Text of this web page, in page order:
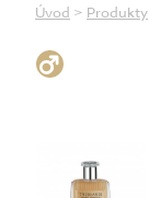
LÍČENÍ
Úvod > Produkty